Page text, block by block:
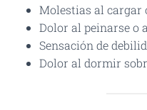
Molestias al cargar
Dolor al peinarse o
Sensación de
Dolor al dormir